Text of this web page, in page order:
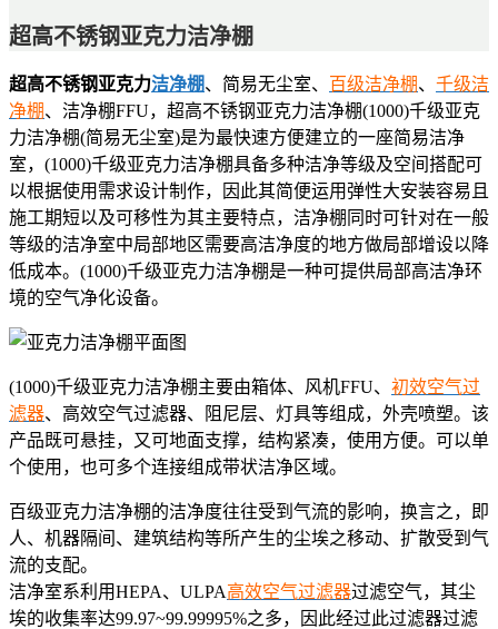
超高不锈钢亚克力洁净棚
超高不锈钢亚克力洁净棚、简易无尘室、 百级洁净棚、 千级洁
净棚、洁净棚FFU，超高不锈钢亚克力洁净棚(1000)千级亚克
力洁净棚(简易无尘室)是为最快速方便建立的一座简易洁净
室，(1000)千级亚克力洁净棚具备多种洁净等级及空间搭配可
以根据使用需求设计制作，因此其简便运用弹性大安装容易且
施工期短以及可移性为其主要特点，洁净棚同时可针对在一般
等级的洁净室中局部地区需要高洁净度的地方做局部增设以降
低成本。(1000)千级亚克力洁净棚是一种可提供局部高洁净环
境的空气净化设备。
(1000)千级亚克力洁净棚主要由箱体、风机FFU、 初效空气过
滤器、高效空气过滤器、阻尼层、灯具等组成，外壳喷塑。该
产品既可悬挂，又可地面支撑，结构紧凑，使用方便。可以单
个使用，也可多个连接组成带状洁净区域。
百级亚克力洁净棚的洁净度往往受到气流的影响，换言之，即
人、机器隔间、建筑结构等所产生的尘埃之移动、扩散受到气
流的支配。
洁净室系利用HEPA、ULPA高效空气过滤器过滤空气，其尘
埃的收集率达99.97~99.99995%之多，因此经过此过滤器过滤